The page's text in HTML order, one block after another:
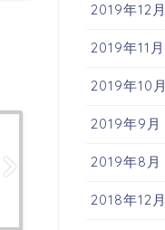
2019年12月
2019年11月
2019年10月
2019年9月
2019年8月
2018年12月